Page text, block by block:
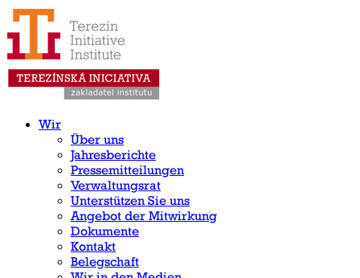
Wir
Über uns
Jahresberichte
Pressemitteilungen
Verwaltungsrat
Unterstützen Sie uns
Angebot der Mitwirkung
Dokumente
Kontakt
Belegschaft